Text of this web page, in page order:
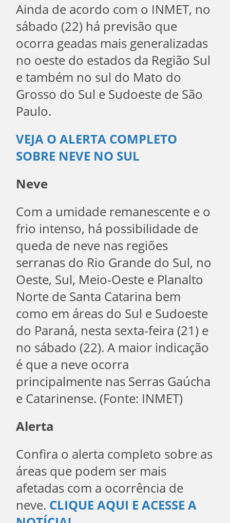
Ainda de acordo com o INMET, no
sábado (22) há previsão que
ocorra geadas mais generalizadas
no oeste do estados da Região Sul
e também no sul do Mato do
Grosso do Sul e Sudoeste de São
Paulo.
VEJA O ALERTA COMPLETO
SOBRE NEVE NO SUL
Neve
Com a umidade remanescente e o
frio intenso, há possibilidade de
queda de neve nas regiões
serranas do Rio Grande do Sul, no
Oeste, Sul, Meio-Oeste e Planalto
Norte de Santa Catarina bem
como em áreas do Sul e Sudoeste
do Paraná, nesta sexta-feira (21) e
no sábado (22). A maior indicação
é que a neve ocorra
principalmente nas Serras Gaúcha
e Catarinense. (Fonte: INMET)
Alerta
Confira o alerta completo sobre as
áreas que podem ser mais
afetadas com a ocorrência de
neve. CLIQUE AQUI E ACESSE A